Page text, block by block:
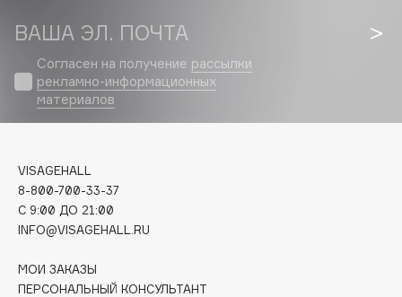
Carbon Theory
Carolina Herrera
Catrice
Chupa Chups
Clarette
Clarins
Clinique
ВАША ЭЛ. ПОЧТА
Согласен на получение рассылки
рекламно-информационных
материалов
VISAGEHALL
8-800-700-33-37
C 9:00 ДО 21:00
INFO@VISAGEHALL.RU
МОИ ЗАКАЗЫ
ПЕРСОНАЛЬНЫЙ КОНСУЛЬТАНТ